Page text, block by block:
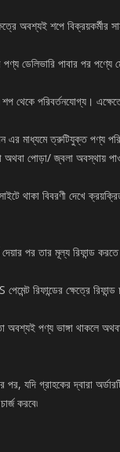
অবশ্যই শপে বিক্রয়কর্মীর
ডেলিভারি পাবার পর পণ্যে
থেকে পরিবর্তনযোগ্য।
এর মাধ্যমে ত্রুটিযুক্ত পণ্য
অথবা পোড়া/ জ্বলা অবস্থায়
থাকা বিবরণী দেখে
দেয়ার পর তার মূল্য রিফান্ড
রিফান্ডের ক্ষেত্রে
অবশ্যই পণ্য ভাঙ্গা থাকলে
পর, যদি গ্রাহকের দ্বারা
করবে৷